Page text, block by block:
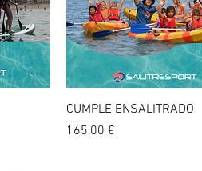
Vista rápida
CUMPLE ENSALITRADO
Precio
165,00 €